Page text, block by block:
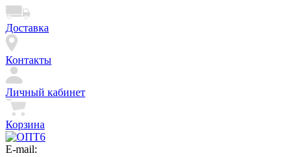
Доставка
Контакты
Личный кабинет
Корзина
E-mail: